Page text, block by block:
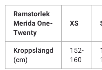
Ramstorlek
Merida One-
Twenty
XS
Kroppslängd
(cm)
152-
160